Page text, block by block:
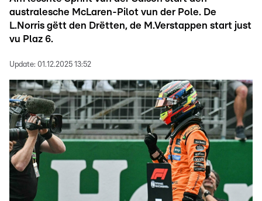
australesche McLaren-Pilot vun der Pole. De
L.Norris gëtt den Drëtten, de M.Verstappen start just
vu Plaz 6.
Update: 01.12.2025 13:52